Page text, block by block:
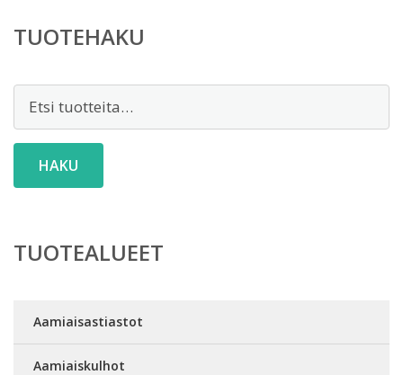
TUOTEHAKU
Etsi:
HAKU
TUOTEALUEET
Aamiaisastiastot
Aamiaiskulhot